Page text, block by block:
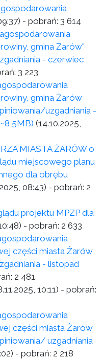
- pobrań: 3 614
gmina Żarów"
- czerwiec
3 223
gmina Żarów
uzgadniania -
(14.10.2025,
MIASTA ŻARÓW o
miejscowego planu
dla obrębu
08:43) - pobrań: 2
projektu MPZP dla
- pobrań: 2 633
części miasta Żarów
- listopad
2 481
10:11) - pobrań:
części miasta Żarów
uzgadniania
- pobrań: 2 218